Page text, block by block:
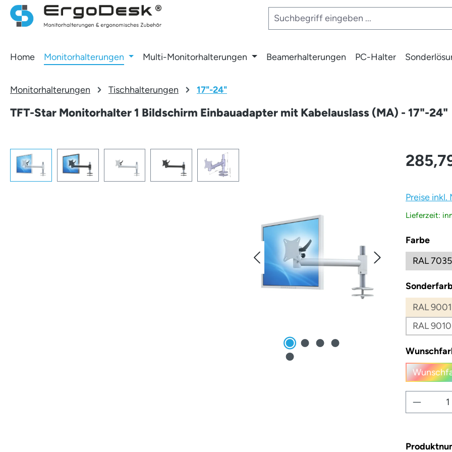
Hauptinhalt springen
Zur Suche springen
Zur Hauptnavigation springen
Home Monitorhalterungen Multi-Monitorhalterungen Beamerhalterungen PC-Halter
Monitorhalterungen Tischhalterungen 17"-24"
TFT-Star Monitorhalter 1 Bildschirm Einbauadapter mit Kabelauslass (MA) - 17"-24"
Bildergalerie überspringen
Preise inkl.
Lieferzeit:
Farbe
RAL
RAL
RAL